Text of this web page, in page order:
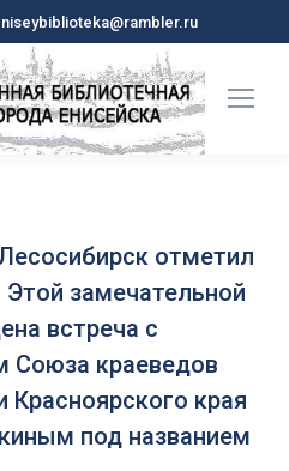
отметил
замечательной
встреча с
Союза краеведов
Красноярского края
под названием